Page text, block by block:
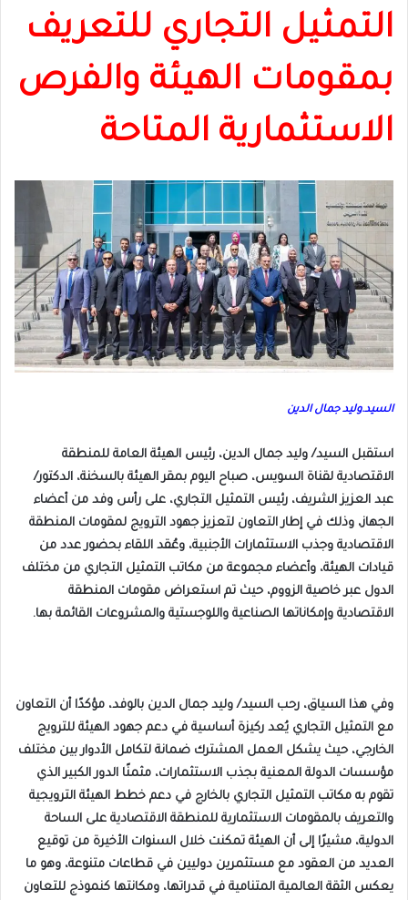
التمثيل التجاري للتعريف
بمقومات الهيئة والفرص
الاستثمارية المتاحة
السيد.وليد جمال الدين
استقبل السيد/ وليد جمال الدين، رئيس الهيئة العامة للمنطقة
الاقتصادية لقناة السويس، صباح اليوم بمقر الهيئة بالسخنة، الدكتور/
عبد العزيز الشريف، رئيس التمثيل التجاري، على رأس وفد من أعضاء
الجهاز، وذلك في إطار التعاون لتعزيز جهود الترويج لمقومات المنطقة
الاقتصادية وجذب الاستثمارات الأجنبية، وعُقد اللقاء بحضور عدد من
قيادات الهيئة، وأعضاء مجموعة من مكاتب التمثيل التجاري من مختلف
الدول عبر خاصية الزووم، حيث تم استعراض مقومات المنطقة
الاقتصادية وإمكاناتها الصناعية واللوجستية والمشروعات القائمة بها.
وفي هذا السياق، رحب السيد/ وليد جمال الدين بالوفد، مؤكدًا أن التعاون
مع التمثيل التجاري يُعد ركيزة أساسية في دعم جهود الهيئة للترويج
الخارجي، حيث يشكل العمل المشترك ضمانة لتكامل الأدوار بين مختلف
مؤسسات الدولة المعنية بجذب الاستثمارات، مثمنًا الدور الكبير الذي
تقوم به مكاتب التمثيل التجاري بالخارج في دعم خطط الهيئة الترويجية
والتعريف بالمقومات الاستثمارية للمنطقة الاقتصادية على الساحة
الدولية، مشيرًا إلى أن الهيئة تمكنت خلال السنوات الأخيرة من توقيع
العديد من العقود مع مستثمرين دوليين في قطاعات متنوعة، وهو ما
يعكس الثقة العالمية المتنامية في قدراتها، ومكانتها كنموذج للتعاون